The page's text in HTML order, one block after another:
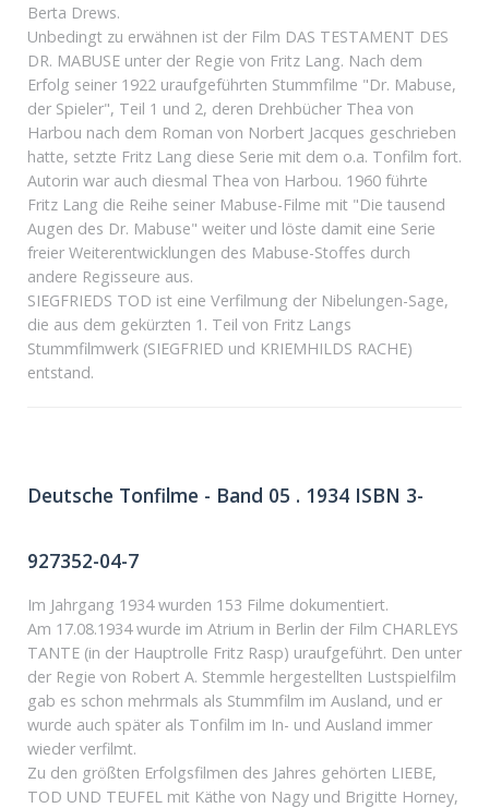
Berta Drews.
Unbedingt zu erwähnen ist der Film DAS TESTAMENT DES
DR. MABUSE unter der Regie von Fritz Lang. Nach dem
Erfolg seiner 1922 uraufgeführten Stummfilme "Dr. Mabuse,
der Spieler", Teil 1 und 2, deren Drehbücher Thea von
Harbou nach dem Roman von Norbert Jacques geschrieben
hatte, setzte Fritz Lang diese Serie mit dem o.a. Tonfilm fort.
Autorin war auch diesmal Thea von Harbou. 1960 führte
Fritz Lang die Reihe seiner Mabuse-Filme mit "Die tausend
Augen des Dr. Mabuse" weiter und löste damit eine Serie
freier Weiterentwicklungen des Mabuse-Stoffes durch
andere Regisseure aus.
SIEGFRIEDS TOD ist eine Verfilmung der Nibelungen-Sage,
die aus dem gekürzten 1. Teil von Fritz Langs
Stummfilmwerk (SIEGFRIED und KRIEMHILDS RACHE)
entstand.
Deutsche Tonfilme - Band 05 . 1934 ISBN 3-
927352-04-7
Im Jahrgang 1934 wurden 153 Filme dokumentiert.
Am 17.08.1934 wurde im Atrium in Berlin der Film CHARLEYS
TANTE (in der Hauptrolle Fritz Rasp) uraufgeführt. Den unter
der Regie von Robert A. Stemmle hergestellten Lustspielfilm
gab es schon mehrmals als Stummfilm im Ausland, und er
wurde auch später als Tonfilm im In- und Ausland immer
wieder verfilmt.
Zu den größten Erfolgsfilmen des Jahres gehörten LIEBE,
TOD UND TEUFEL mit Käthe von Nagy und Brigitte Horney,